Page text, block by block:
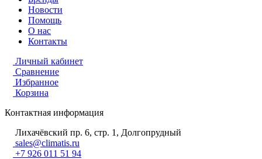
Новости
Помощь
О нас
Контакты
Личный кабинет
Сравнение
Избранное
Корзина
Контактная информация
Лихачёвский пр. 6, стр. 1, Долгопрудный
sales@climatis.ru
+7 926 011 51 94